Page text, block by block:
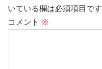
いている欄は必須項目です
コメント ※